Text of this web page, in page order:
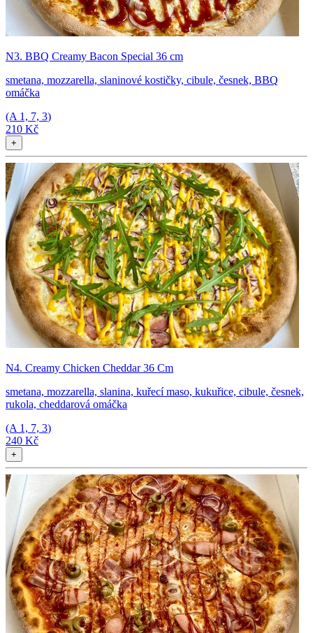
N3. BBQ Creamy Bacon Special 36 cm
smetana, mozzarella, slaninové kostičky, cibule, česnek, BBQ
omáčka
(A 1, 7, 3)
210 Kč
+
N4. Creamy Chicken Cheddar 36 Cm
smetana, mozzarella, slanina, kuřecí maso, kukuřice, cibule, česnek,
rukola, cheddarová omáčka
(A 1, 7, 3)
240 Kč
+